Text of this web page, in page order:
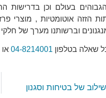
בעולם וכן בדרישות
הזזה אוטומטיות , מוצרי
וברשותנו מערך של חלקי
שאלה בטלפון 04-8214001 או
של בטיחות וסגנון